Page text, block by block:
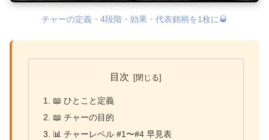
チャーの定義・4段階・効果・代表銘柄を1枚に🥃
目次
📖 ひとこと定義
📖 チャーの目的
📊 チャーレベル #1〜#4 早見表